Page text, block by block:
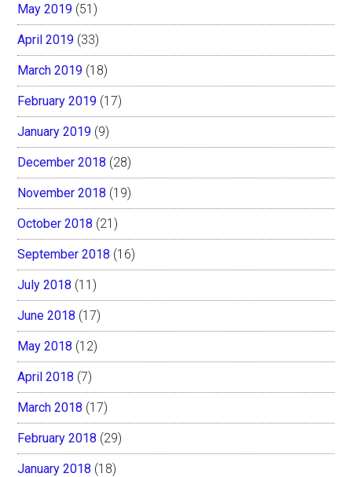
May 2019 (51)
April 2019 (33)
March 2019 (18)
February 2019 (17)
January 2019 (9)
December 2018 (28)
November 2018 (19)
October 2018 (21)
September 2018 (16)
July 2018 (11)
June 2018 (17)
May 2018 (12)
April 2018 (7)
March 2018 (17)
February 2018 (29)
January 2018 (18)